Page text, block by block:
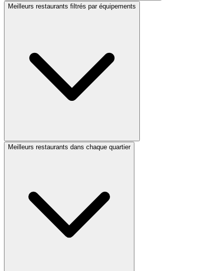
Meilleurs restaurants filtrés par équipements
Meilleurs restaurants dans chaque quartier